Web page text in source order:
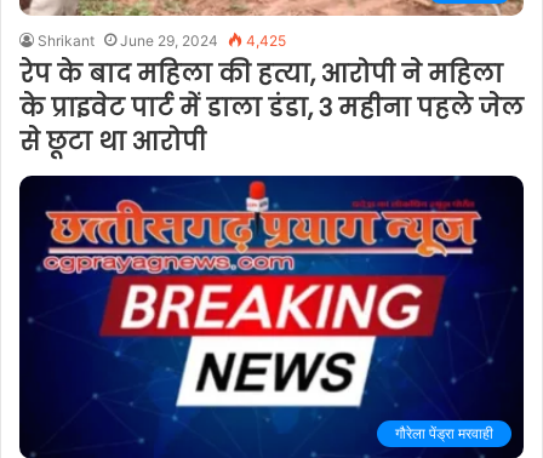
Shrikant June 29, 2024 4,425
रेप के बाद महिला की हत्या, आरोपी ने महिला
के प्राइवेट पार्ट में डाला डंडा, 3 महीना पहले जेल
से छूटा था आरोपी
गौरेला पेंड्रा मरवाही